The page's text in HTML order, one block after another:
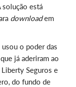
solução está
downloadem
usou o poder das
já aderiram ao
Seguros e
do fundo de